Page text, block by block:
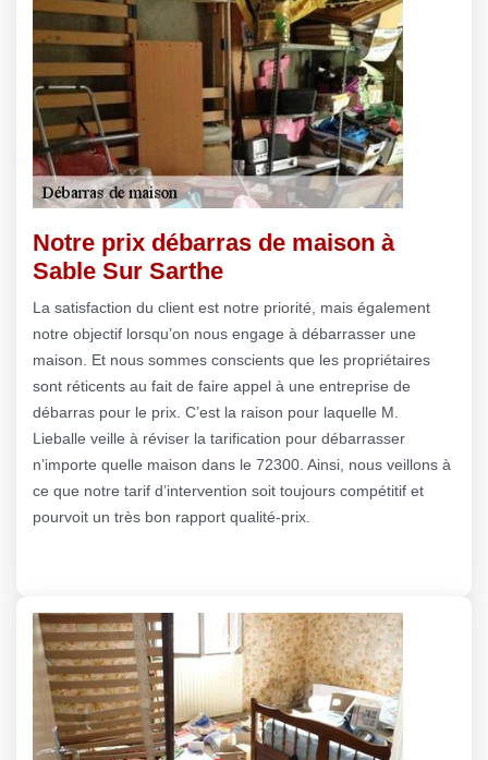
Notre prix débarras de maison à
Sable Sur Sarthe
La satisfaction du client est notre priorité, mais également
notre objectif lorsqu’on nous engage à débarrasser une
maison. Et nous sommes conscients que les propriétaires
sont réticents au fait de faire appel à une entreprise de
débarras pour le prix. C’est la raison pour laquelle M.
Lieballe veille à réviser la tarification pour débarrasser
n’importe quelle maison dans le 72300. Ainsi, nous veillons à
ce que notre tarif d’intervention soit toujours compétitif et
pourvoit un très bon rapport qualité-prix.